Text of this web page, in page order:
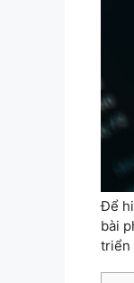
Để
bài
triển